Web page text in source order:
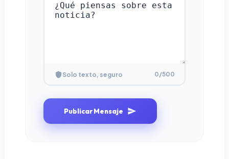
Solo texto, seguro 0/500
Publicar Mensaje